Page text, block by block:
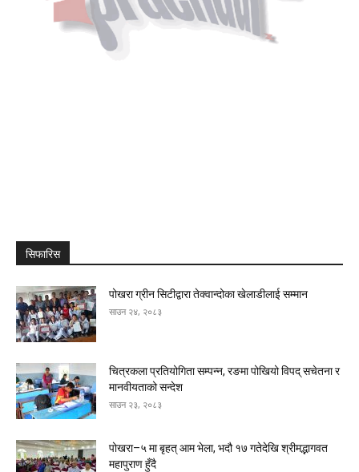
सिफारिस
पोखरा ग्रीन सिटीद्वारा तेक्वान्दोका खेलाडीलाई सम्मान
साउन २४, २०८३
चित्रकला प्रतियोगिता सम्पन्न, रङमा पोखियो विपद् सचेतना र
मानवीयताको सन्देश
साउन २३, २०८३
पोखरा–५ मा बृहत् आम भेला, भदौ १७ गतेदेखि श्रीमद्भागवत
महापुराण हुँदै